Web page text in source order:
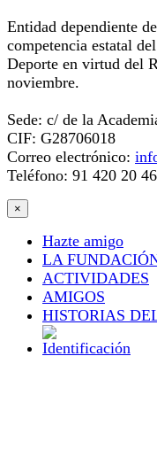
Entidad dependiente
competencia estatal
Deporte en virtud del
noviembre.
Sede: c/ de la
CIF: G28706018
Correo electrónico:
Teléfono: 91 420 20 46
×
Hazte amigo
LA
ACTIVIDADES
AMIGOS
HISTORIAS